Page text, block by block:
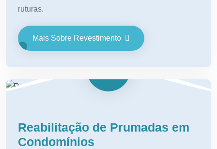
ruturas.
Mais Sobre Revestimento
Reabilitação de Prumadas em
Condomínios